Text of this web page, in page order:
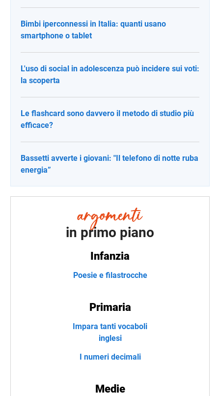
Bimbi iperconnessi in Italia: quanti usano
smartphone o tablet
L'uso di social in adolescenza può incidere sui voti:
la scoperta
Le flashcard sono davvero il metodo di studio più
efficace?
Bassetti avverte i giovani: "Il telefono di notte ruba
energia”
in primo piano
Infanzia
Poesie e filastrocche
Primaria
Impara tanti vocaboli
inglesi
I numeri decimali
Medie